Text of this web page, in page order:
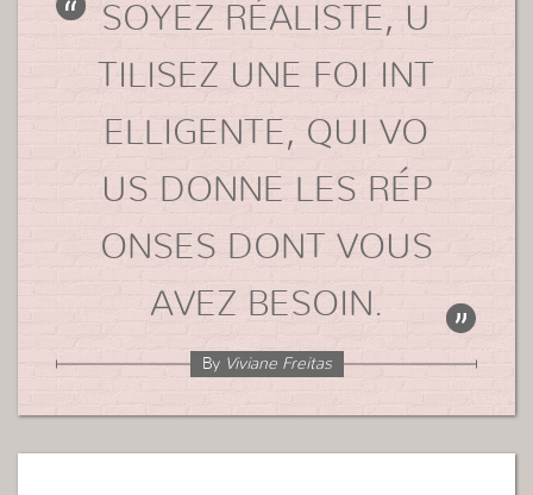
SOYEZ RÉALISTE, U
TILISEZ UNE FOI INT
ELLIGENTE, QUI VO
US DONNE LES RÉP
ONSES DONT VOUS
AVEZ BESOIN.
By Viviane Freitas